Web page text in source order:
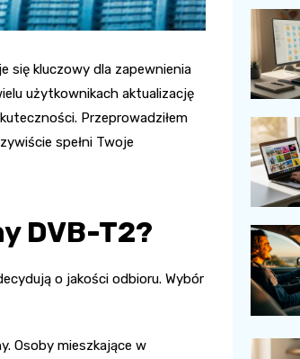
się kluczowy dla zapewnienia
użytkownikach aktualizację
Przeprowadziłem
spełni Twoje
DVB-T2?
o jakości odbioru. Wybór
Osoby mieszkające w